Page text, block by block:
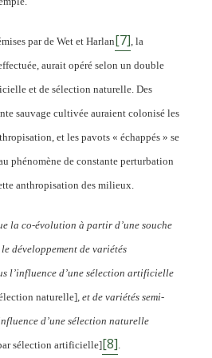
par de Wet et Harlan[7], la
aurait opéré selon un double
et de sélection naturelle. Des
sauvage cultivée auraient colonisé les
et les pavots « échappés » se
phénomène de constante perturbation
anthropisation des milieux.
la co-évolution à partir d’une souche
développement de variétés
l’influence d’une sélection artificielle
naturelle], et de variétés semi-
d’une sélection naturelle
sélection artificielle][8].